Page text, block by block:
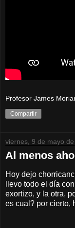
Profesor James
Compartir
viernes, 9 de mayo
Al menos
Hoy dejo
llevo todo el día
exortizo, y la otra,
es cual? por cierto,